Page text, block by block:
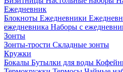
Ежедневник
Блокноты Ежедневники
ежедневника Наборы с
Зонты
Зонты-трости Складные зонты
Кружки
Бокалы Бутылки для воды